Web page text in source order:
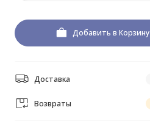
Добавить в Корзину
Доставка
Возвраты